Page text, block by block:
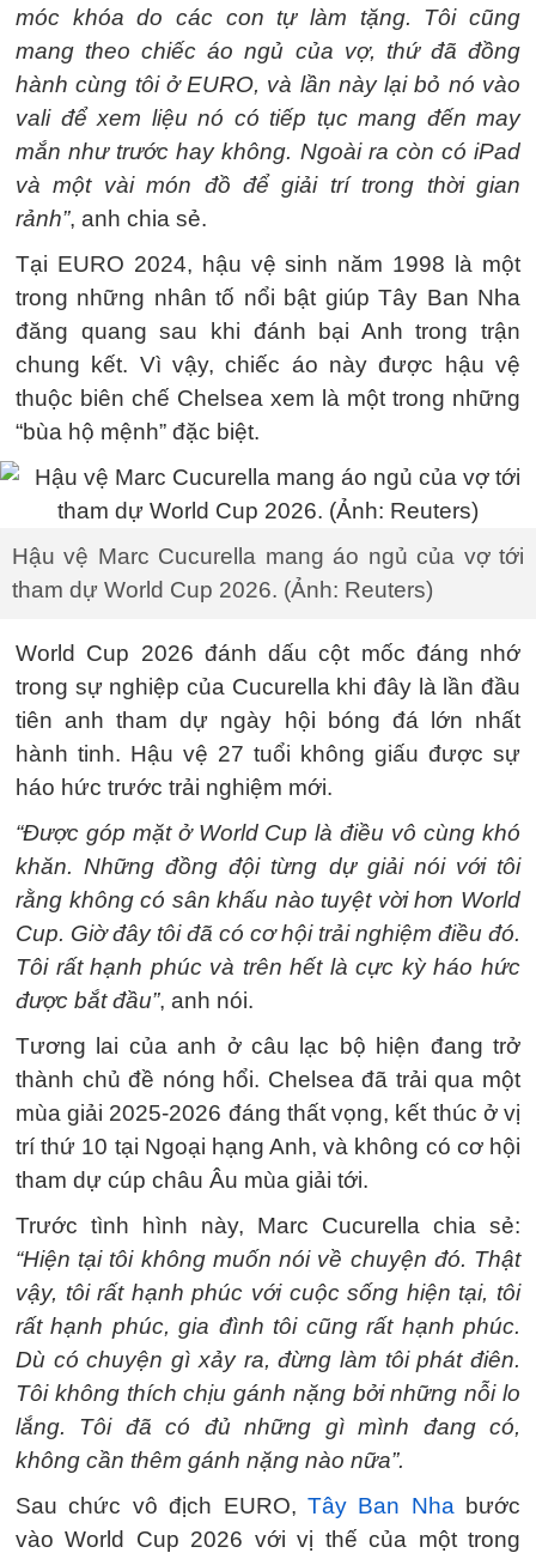
móc khóa do các con tự làm tặng. Tôi cũng
mang theo chiếc áo ngủ của vợ, thứ đã đồng
hành cùng tôi ở EURO, và lần này lại bỏ nó vào
vali để xem liệu nó có tiếp tục mang đến may
mắn như trước hay không. Ngoài ra còn có iPad
và một vài món đồ để giải trí trong thời gian
rảnh”, anh chia sẻ.
Tại EURO 2024, hậu vệ sinh năm 1998 là một
trong những nhân tố nổi bật giúp Tây Ban Nha
đăng quang sau khi đánh bại Anh trong trận
chung kết. Vì vậy, chiếc áo này được hậu vệ
thuộc biên chế Chelsea xem là một trong những
“bùa hộ mệnh” đặc biệt.
Hậu vệ Marc Cucurella mang áo ngủ của vợ tới
tham dự World Cup 2026. (Ảnh: Reuters)
World Cup 2026 đánh dấu cột mốc đáng nhớ
trong sự nghiệp của Cucurella khi đây là lần đầu
tiên anh tham dự ngày hội bóng đá lớn nhất
hành tinh. Hậu vệ 27 tuổi không giấu được sự
háo hức trước trải nghiệm mới.
“Được góp mặt ở World Cup là điều vô cùng khó
khăn. Những đồng đội từng dự giải nói với tôi
rằng không có sân khấu nào tuyệt vời hơn World
Cup. Giờ đây tôi đã có cơ hội trải nghiệm điều đó.
Tôi rất hạnh phúc và trên hết là cực kỳ háo hức
được bắt đầu”, anh nói.
Tương lai của anh ở câu lạc bộ hiện đang trở
thành chủ đề nóng hổi. Chelsea đã trải qua một
mùa giải 2025-2026 đáng thất vọng, kết thúc ở vị
trí thứ 10 tại Ngoại hạng Anh, và không có cơ hội
tham dự cúp châu Âu mùa giải tới.
Trước tình hình này, Marc Cucurella chia sẻ:
“Hiện tại tôi không muốn nói về chuyện đó. Thật
vậy, tôi rất hạnh phúc với cuộc sống hiện tại, tôi
rất hạnh phúc, gia đình tôi cũng rất hạnh phúc.
Dù có chuyện gì xảy ra, đừng làm tôi phát điên.
Tôi không thích chịu gánh nặng bởi những nỗi lo
lắng. Tôi đã có đủ những gì mình đang có,
không cần thêm gánh nặng nào nữa”.
Sau chức vô địch EURO, Tây Ban Nha bước
vào World Cup 2026 với vị thế của một trong